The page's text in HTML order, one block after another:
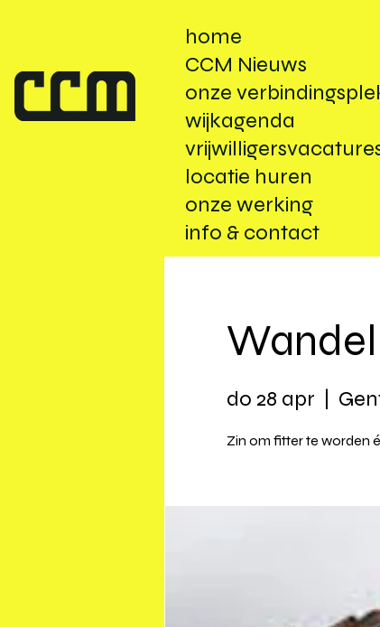
home
CCM Nieuws
onze
wijkagenda
locatie huren
onze werking
info & contact
do 28 apr
Zin om fitter te worden